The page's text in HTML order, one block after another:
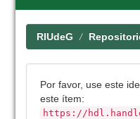
RIUdeG
Por favor, use este
este ítem:
https://